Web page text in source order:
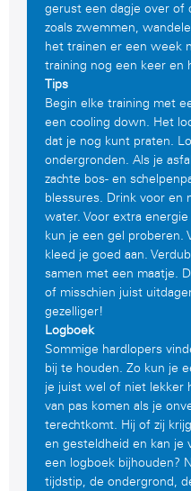
gerust een dagje over of
zoals zwemmen,
het trainen er een week
training nog een keer en
Tips
Begin elke training met
een cooling down. Het
dat je nog kunt praten.
ondergronden. Als je
zachte bos- en
blessures. Drink voor en
water. Voor extra
kun je een gel proberen.
kleed je goed aan.
samen met een maatje.
of misschien juist
gezelliger!
Logboek
Sommige hardlopers
bij te houden. Zo kun je
je juist wel of niet lekker
van pas komen als je
terechtkomt. Hij of zij
en gesteldheid en kan je
een logboek bijhouden?
tijdstip, de ondergrond,